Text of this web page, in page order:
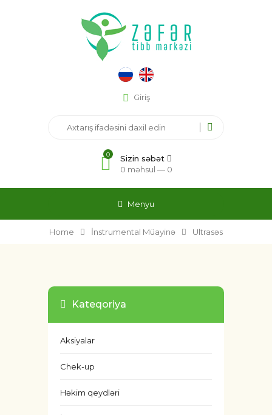
Giriş
0
Sizin səbət
0 məhsul — 0
Menyu
Home İnstrumental Müayinə Ultrasəs
Kateqoriya
Aksiyalar
Chek-up
Həkim qeydləri